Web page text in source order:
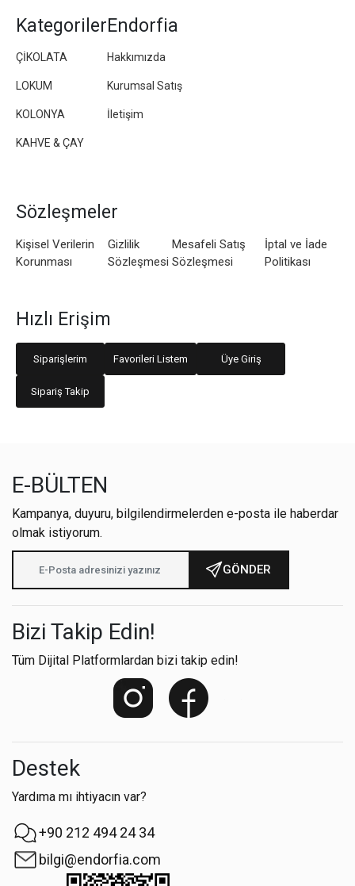
Kategoriler
ÇİKOLATA
LOKUM
KOLONYA
KAHVE & ÇAY
Endorfia
Hakkımızda
Kurumsal Satış
İletişim
Sözleşmeler
Kişisel Verilerin
Korunması
Gizlilik
Sözleşmesi
Mesafeli Satış
Sözleşmesi
İptal ve İade
Politikası
Hızlı Erişim
Siparişlerim Favorileri Listem Üye Giriş
Sipariş Takip
E-BÜLTEN
Kampanya, duyuru, bilgilendirmelerden e-posta ile haberdar
olmak istiyorum.
GÖNDER
Bizi Takip Edin!
Tüm Dijital Platformlardan bizi takip edin!
Destek
Yardıma mı ihtiyacın var?
+90 212 494 24 34
bilgi@endorfia.com